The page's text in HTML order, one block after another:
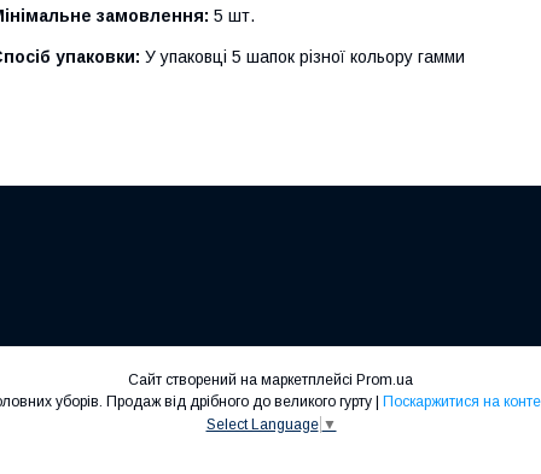
замовлення: 5 шт.
упаковки: У упаковці 5 шапок різної кольору гамми
Сайт створений на маркетплейсі Prom.ua
SHELA™, виробник дитячих головних уборів. Продаж від дрібного до великого гурту | Поскаржитися на
Select Language ▼